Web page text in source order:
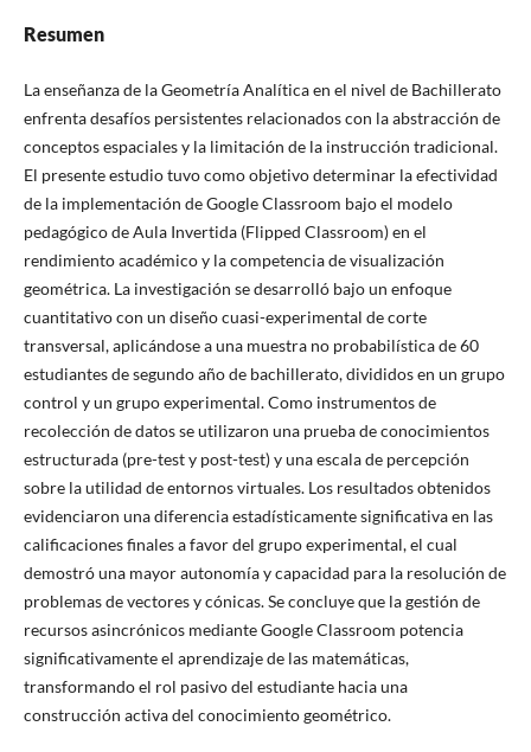
Resumen
La enseñanza de la Geometría Analítica en el nivel de Bachillerato
enfrenta desafíos persistentes relacionados con la abstracción de
conceptos espaciales y la limitación de la instrucción tradicional.
El presente estudio tuvo como objetivo determinar la efectividad
de la implementación de Google Classroom bajo el modelo
pedagógico de Aula Invertida (Flipped Classroom) en el
rendimiento académico y la competencia de visualización
geométrica. La investigación se desarrolló bajo un enfoque
cuantitativo con un diseño cuasi-experimental de corte
transversal, aplicándose a una muestra no probabilística de 60
estudiantes de segundo año de bachillerato, divididos en un grupo
control y un grupo experimental. Como instrumentos de
recolección de datos se utilizaron una prueba de conocimientos
estructurada (pre-test y post-test) y una escala de percepción
sobre la utilidad de entornos virtuales. Los resultados obtenidos
evidenciaron una diferencia estadísticamente significativa en las
calificaciones finales a favor del grupo experimental, el cual
demostró una mayor autonomía y capacidad para la resolución de
problemas de vectores y cónicas. Se concluye que la gestión de
recursos asincrónicos mediante Google Classroom potencia
significativamente el aprendizaje de las matemáticas,
transformando el rol pasivo del estudiante hacia una
construcción activa del conocimiento geométrico.